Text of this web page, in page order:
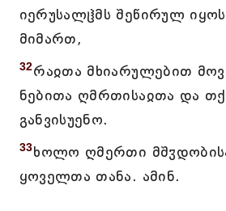
იერუსალჱმს შეწირულ
მიმართ,
32რაჲთა მხიარულებით
ნებითა ღმრთისაჲთა და
განვისუენო.
33ხოლო ღმერთი
ყოველთა თანა. ამინ.